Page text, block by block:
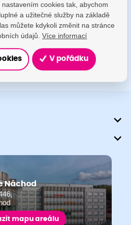
Náchod
mapu areálu
cookies tak, abychom
a užitečné služby na základě
můžete kdykoli změnit na stránce
údajů. Více informací
V pořádku